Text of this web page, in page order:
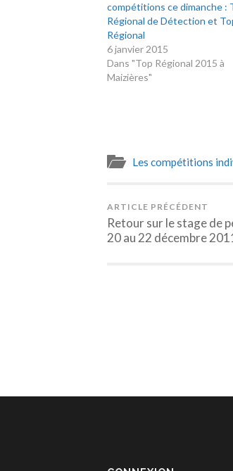
compétitions ce dimanche :
Régional de Détection et
Régional
6 janvier 2015
Dans "Top Régional 2015 à
Maizières"
Les compétitions
ARTICLE PRÉCÉDENT
Retour sur le stage de
20 au 22 décembre